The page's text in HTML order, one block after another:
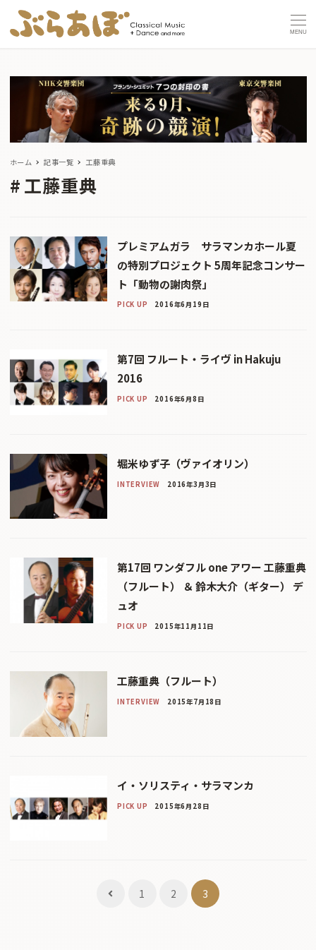
MENU
ホーム 記事一覧 工藤重典
工藤重典
プレミアムガラ サラマンカホール夏
の特別プロジェクト 5周年記念コンサー
ト「動物の謝肉祭」
PICK UP 2016年6月19日
第7回 フルート・ライヴ in Hakuju
2016
PICK UP 2016年6月8日
堀米ゆず子（ヴァイオリン）
INTERVIEW 2016年3月3日
第17回 ワンダフル one アワー 工藤重典
（フルート） ＆ 鈴木大介（ギター） デ
ュオ
PICK UP 2015年11月11日
工藤重典（フルート）
INTERVIEW 2015年7月18日
イ・ソリスティ・サラマンカ
PICK UP 2015年6月28日
1 2 3